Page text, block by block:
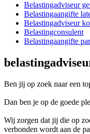
Belastingadviseur
Belastingaangifte
Belastingadviseur
Belastingconsulent
Belastingaangifte
Ben jij op zoek naar een
Dan ben je op de goede
Wij zorgen dat jij die op
verbonden wordt aan de